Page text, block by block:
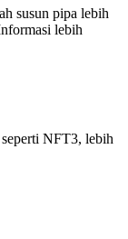
susun pipa lebih
lebih
NFT3, lebih